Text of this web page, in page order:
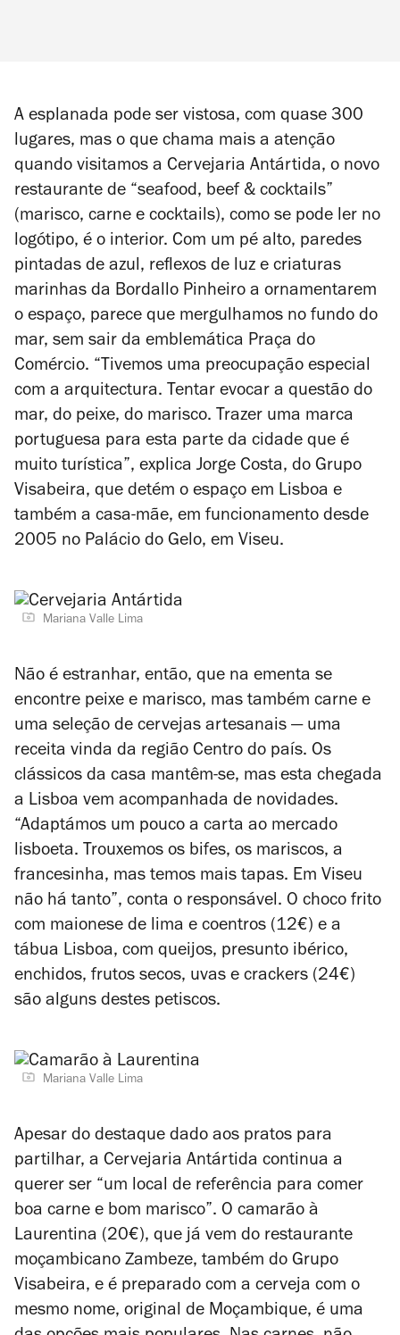
A esplanada pode ser vistosa, com quase 300
lugares, mas o que chama mais a atenção
quando visitamos a Cervejaria Antártida, o novo
restaurante de “seafood, beef & cocktails”
(marisco, carne e cocktails), como se pode ler no
logótipo, é o interior. Com um pé alto, paredes
pintadas de azul, reflexos de luz e criaturas
marinhas da Bordallo Pinheiro a ornamentarem
o espaço, parece que mergulhamos no fundo do
mar, sem sair da emblemática Praça do
Comércio. “Tivemos uma preocupação especial
com a arquitectura. Tentar evocar a questão do
mar, do peixe, do marisco. Trazer uma marca
portuguesa para esta parte da cidade que é
muito turística”, explica Jorge Costa, do Grupo
Visabeira, que detém o espaço em Lisboa e
também a casa-mãe, em funcionamento desde
2005 no Palácio do Gelo, em Viseu.
Mariana Valle Lima
Não é estranhar, então, que na ementa se
encontre peixe e marisco, mas também carne e
uma seleção de cervejas artesanais — uma
receita vinda da região Centro do país. Os
clássicos da casa mantêm-se, mas esta chegada
a Lisboa vem acompanhada de novidades.
“Adaptámos um pouco a carta ao mercado
lisboeta. Trouxemos os bifes, os mariscos, a
francesinha, mas temos mais tapas. Em Viseu
não há tanto”, conta o responsável. O choco frito
com maionese de lima e coentros (12€) e a
tábua Lisboa, com queijos, presunto ibérico,
enchidos, frutos secos, uvas e crackers (24€)
são alguns destes petiscos.
Mariana Valle Lima
Apesar do destaque dado aos pratos para
partilhar, a Cervejaria Antártida continua a
querer ser “um local de referência para comer
boa carne e bom marisco”. O camarão à
Laurentina (20€), que já vem do restaurante
moçambicano Zambeze, também do Grupo
Visabeira, e é preparado com a cerveja com o
mesmo nome, original de Moçambique, é uma